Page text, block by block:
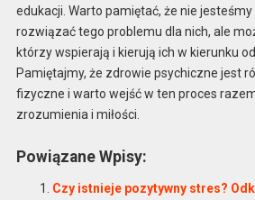
edukacji. Warto pamiętać, że nie
rozwiązać tego problemu dla nich, ale
którzy wspierają i kierują ich w kierunku
Pamiętajmy, że zdrowie psychiczne jest
fizyczne i warto wejść w ten proces
zrozumienia i miłości.
Powiązane Wpisy:
Czy istnieje pozytywny stres?